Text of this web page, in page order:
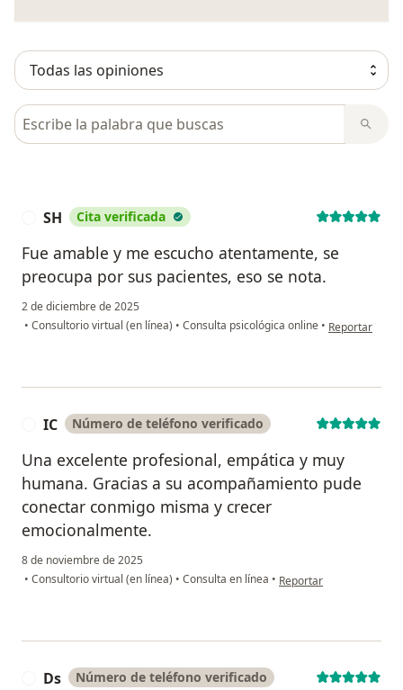
Busca en opiniones
SH Cita verificada
Fue amable y me escucho atentamente, se
preocupa por sus pacientes, eso se nota.
2 de diciembre de 2025
• Consultorio virtual (en línea) • Consulta psicológica online • en opinión del
Reportar
IC Número de teléfono verificado
Una excelente profesional, empática y muy
humana. Gracias a su acompañamiento pude
conectar conmigo misma y crecer
emocionalmente.
8 de noviembre de 2025
• Consultorio virtual (en línea) • Consulta en línea • en opinión del usuario IC
Reportar
Ds Número de teléfono verificado